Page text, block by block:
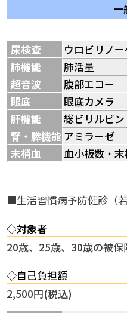
一
尿検査
ウロビリノ
肺機能
肺活量
超音波
腹部エコー
眼底
眼底カメラ
肝機能
総ビリルビ
腎・膵機能 アミラーゼ
末梢血
血小板数・
■生活習慣病予防健診（若
◇対象者
20歳、25歳、30歳の被保
◇自己負担額
2,500円(税込)